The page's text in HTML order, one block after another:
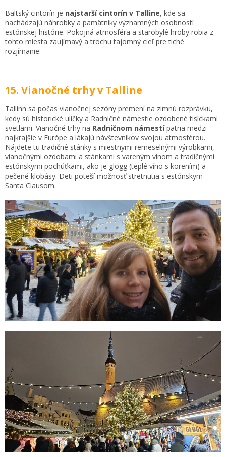
Baltský cintorín je najstarší cintorín v Talline, kde sa
nachádzajú náhrobky a pamätníky významných osobností
estónskej histórie. Pokojná atmosféra a starobylé hroby robia z
tohto miesta zaujímavý a trochu tajomný cieľ pre tiché
rozjímanie.
15. Vianočné trhy v Talline
Tallinn sa počas vianočnej sezóny premení na zimnú rozprávku,
kedy sú historické uličky a Radničné námestie ozdobené tisíckami
svetlami. Vianočné trhy na Radničnom námestípatria medzi
najkrajšie v Európe a lákajú návštevníkov svojou atmosférou.
Nájdete tu tradičné stánky s miestnymi remeselnými výrobkami,
vianočnými ozdobami a stánkami s vareným vínom a tradičnými
estónskymi pochúťkami, ako je glögg (teplé víno s korením) a
pečené klobásy. Deti poteší možnosť stretnutia s estónskym
Santa Clausom.